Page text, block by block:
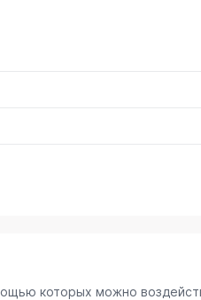
которых можно